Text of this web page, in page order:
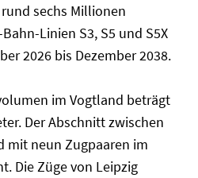
sechs Millionen
Linien S3, S5 und S5X
2026 bis Dezember 2038.
im Vogtland beträgt
Der Abschnitt zwischen
mit neun Zugpaaren im
Die Züge von Leipzig